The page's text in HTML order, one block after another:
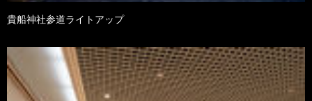
貴船神社参道ライトアップ